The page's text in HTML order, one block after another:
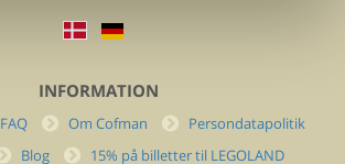
INFORMATION
FAQ Om Cofman
Persondatapolitik
Blog 15% på billetter til LEGOLAND